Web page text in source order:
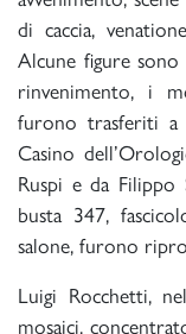
di caccia,
Alcune figure
rinvenimento, i
furono trasferiti a
Casino
Ruspi e da Filippo
busta 347,
salone, furono
Luigi Rocchetti,
mosaici,